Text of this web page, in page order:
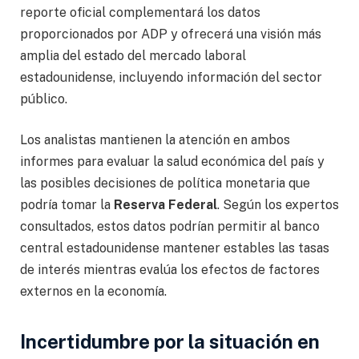
reporte oficial complementará los datos
proporcionados por ADP y ofrecerá una visión más
amplia del estado del mercado laboral
estadounidense, incluyendo información del sector
público.
Los analistas mantienen la atención en ambos
informes para evaluar la salud económica del país y
las posibles decisiones de política monetaria que
podría tomar la Reserva Federal. Según los expertos
consultados, estos datos podrían permitir al banco
central estadounidense mantener estables las tasas
de interés mientras evalúa los efectos de factores
externos en la economía.
Incertidumbre por la situación en